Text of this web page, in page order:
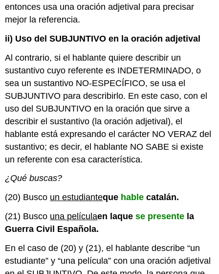
entonces usa una oración adjetival para precisar
mejor la referencia.
ii) Uso del SUBJUNTIVO en la oración adjetival
Al contrario, si el hablante quiere describir un
sustantivo cuyo referente es INDETERMINADO, o
sea un sustantivo NO-ESPECÍFICO, se usa el
SUBJUNTIVO para describirlo. En este caso, con el
uso del SUBJUNTIVO en la oración que sirve a
describir el sustantivo (la oración adjetival), el
hablante está expresando el carácter NO VERAZ del
sustantivo; es decir, el hablante NO SABE si existe
un referente con esa característica.
¿Qué buscas?
(20) Busco un estudianteque hable catalán.
(21) Busco una películaen laquese presente la
Guerra Civil Española.
En el caso de (20) y (21), el hablante describe “un
estudiante” y “una película” con una oración adjetival